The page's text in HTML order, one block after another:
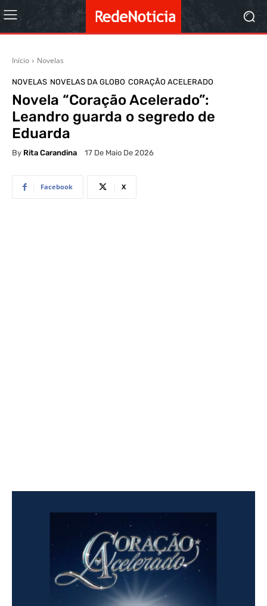
Início Novelas
NOVELAS NOVELAS DA GLOBO CORAÇÃO ACELERADO
Novela “Coração Acelerado”:
Leandro guarda o segredo de
Eduarda
By Rita Carandina 17 De Maio De 2026
Facebook X